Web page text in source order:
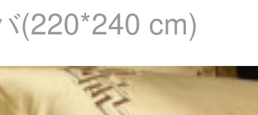
(220*240 cm)